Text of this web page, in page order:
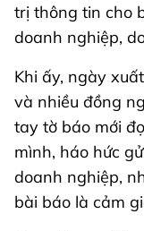
trị thông tin cho
doanh nghiệp,
Khi ấy, ngày
và nhiều đồng
tay tờ báo mới
mình, háo hức
doanh nghiệp,
bài báo là cảm